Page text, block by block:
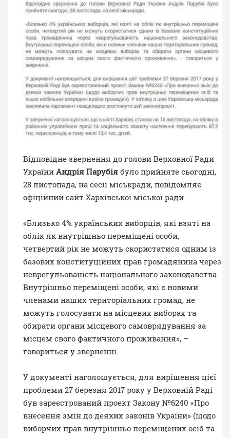
Відповідне звернення до голови Верховної Ради
України Андрія Парубія було прийняте сьогодні,
28 листопада, на сесії міськради, повідомляє
офіційний сайт Харківської міської ради.
«Близько 4% українських виборців, які взяті на
облік як внутрішньо переміщені особи,
четвертий рік не можуть скористатися одним із
базових конституційних прав громадянина через
неврегульованість національного законодавства.
Внутрішньо переміщені особи, які є новими
членами наших територіальних громад, не
можуть голосувати на місцевих виборах та
обирати органи місцевого самоврядування за
місцем свого фактичного проживання», –
говориться у зверненні.
У документі наголошується, для вирішення цієї
проблеми 27 березня 2017 року у Верховній Раді
був зареєстрований проект Закону №6240 «Про
внесення змін до деяких законів України» (щодо
виборчих прав внутрішньо переміщених осіб та